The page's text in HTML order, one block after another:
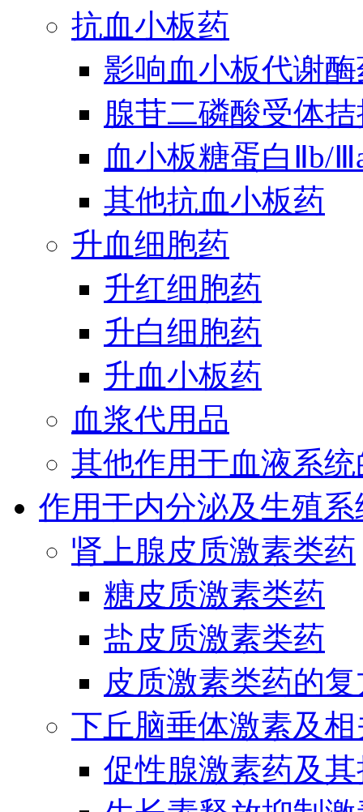
抗血小板药
影响血小板代谢
腺苷二磷酸受体
血小板糖蛋白Ⅱb/
其他抗血小板药
升血细胞药
升红细胞药
升白细胞药
升血小板药
血浆代用品
其他作用于血液系
作用于内分泌及生殖
肾上腺皮质激素类药
糖皮质激素类药
盐皮质激素类药
皮质激素类药的
下丘脑垂体激素及
促性腺激素药及